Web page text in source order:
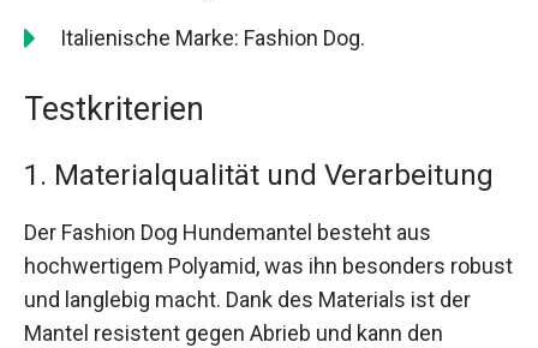
Italienische Marke: Fashion Dog.
Testkriterien
1. Materialqualität und Verarbeitung
Der Fashion Dog Hundemantel besteht aus
hochwertigem Polyamid, was ihn besonders robust
und langlebig macht. Dank des Materials ist der
Mantel resistent gegen Abrieb und kann den